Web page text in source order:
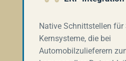
Native Schnittstellen für
Kernsysteme, die bei
Automobilzulieferern